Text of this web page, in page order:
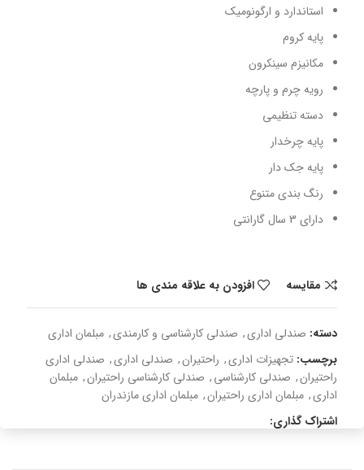
استاندارد و ارگونومیک
پایه کروم
مکانیزم سینکرون
رویه چرم و پارچه
دسته تنظیمی
پایه چرخدار
پایه جک دار
رنگ بندی متنوع
دارای 3 سال گارانتی
مقایسه افزودن به علاقه مندی ها
دسته: صندلی اداری, صندلی کارشناسی و کارمندی, مبلمان اداری
برچسب: تجهیزات اداری, راحتیران, صندلی اداری, صندلی اداری
راحتیران, صندلی کارشناسی, صندلی کارشناسی راحتیران, مبلمان
اداری, مبلمان اداری راحتیران, مبلمان اداری مازندران
اشتراک گذاری: